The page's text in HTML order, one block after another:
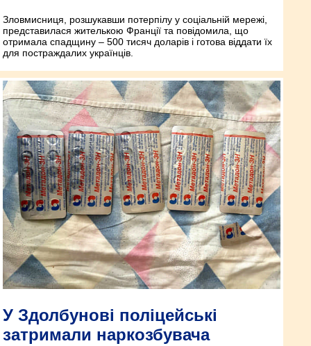
Зловмисниця, розшукавши потерпілу у соціальній мережі,
представилася жителькою Франції та повідомила, що
отримала спадщину – 500 тисяч доларів і готова віддати їх
для постраждалих українців.
У Здолбунові поліцейські
затримали наркозбувача